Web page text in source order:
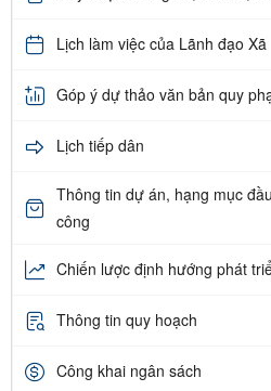
Lịch làm việc của Lãnh đạo Xã
Góp ý dự thảo văn bản quy
Lịch tiếp dân
Thông tin dự án, hạng mục
công
Chiến lược định hướng phát
Thông tin quy hoạch
Công khai ngân sách